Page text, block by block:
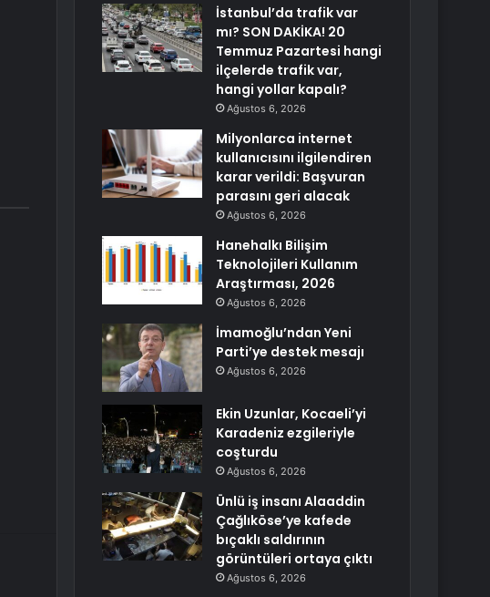
İstanbul’da trafik var
mı? SON DAKİKA! 20
Temmuz Pazartesi hangi
ilçelerde trafik var,
hangi yollar kapalı?
Ağustos 6, 2026
Milyonlarca internet
kullanıcısını ilgilendiren
karar verildi: Başvuran
parasını geri alacak
Ağustos 6, 2026
Hanehalkı Bilişim
Teknolojileri Kullanım
Araştırması, 2026
Ağustos 6, 2026
İmamoğlu’ndan Yeni
Parti’ye destek mesajı
Ağustos 6, 2026
Ekin Uzunlar, Kocaeli’yi
Karadeniz ezgileriyle
coşturdu
Ağustos 6, 2026
Ünlü iş insanı Alaaddin
Çağlıköse’ye kafede
bıçaklı saldırının
görüntüleri ortaya çıktı
Ağustos 6, 2026